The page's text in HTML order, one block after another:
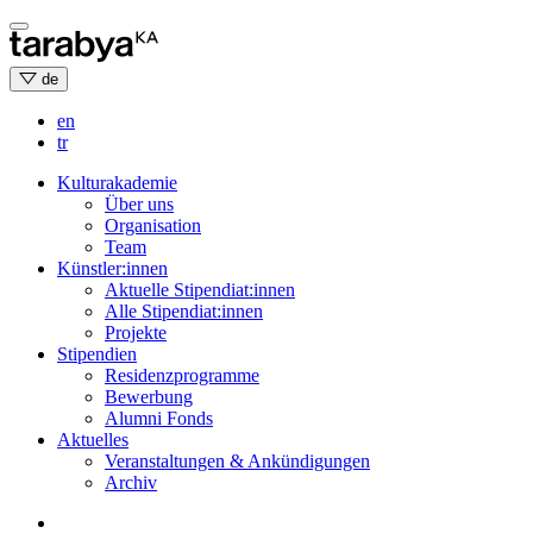
Skip
to
content
de
en
tr
Kulturakademie
Über uns
Organisation
Team
Künstler:innen
Aktuelle Stipendiat:innen
Alle Stipendiat:innen
Projekte
Stipendien
Residenzprogramme
Bewerbung
Alumni Fonds
Aktuelles
Veranstaltungen & Ankündigungen
Archiv